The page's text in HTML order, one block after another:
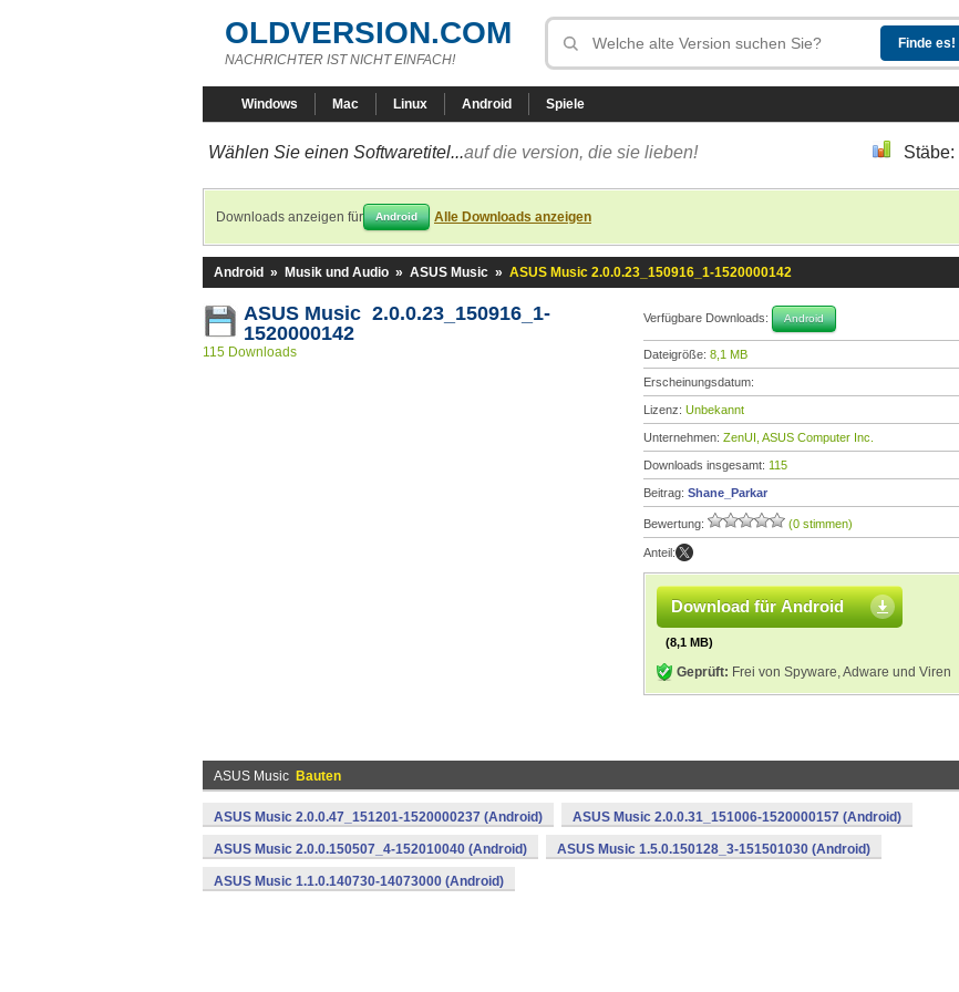
OLDVERSION.COM
NACHRICHTER IST NICHT EINFACH!
Windows Mac Linux Android Spiele
Wählen Sie einen Softwaretitel...auf die version, die sie lieben! Stäbe:
Downloads anzeigen für Android Alle Downloads anzeigen
Android » Musik und Audio » ASUS Music » ASUS Music 2.0.0.23_150916_1-1520000142
ASUS Music 2.0.0.23_150916_1-
1520000142
115 Downloads
Verfügbare Downloads: Android
Dateigröße: 8,1 MB
Erscheinungsdatum:
Lizenz: Unbekannt
Unternehmen: ZenUI, ASUS Computer Inc.
Downloads insgesamt: 115
Beitrag: Shane_Parkar
Bewertung: (0 stimmen)
Anteil:
Download für Android
(8,1 MB)
Geprüft: Frei von Spyware, Adware und Viren
ASUS Music Bauten
ASUS Music 2.0.0.47_151201-1520000237 (Android) ASUS Music 2.0.0.31_151006-1520000157 (Android)
ASUS Music 2.0.0.150507_4-152010040 (Android) ASUS Music 1.5.0.150128_3-151501030 (Android)
ASUS Music 1.1.0.140730-14073000 (Android)